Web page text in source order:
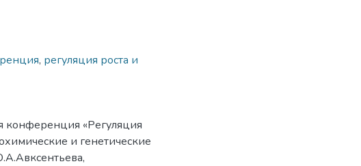
, регуляция роста и
конференция «Регуляция
и генетические